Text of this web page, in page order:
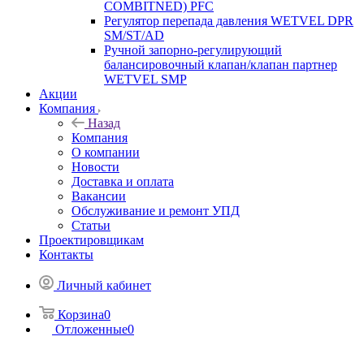
COMBIТNED) PFC
Регулятор перепада давления WETVEL DPR
SM/ST/AD
Ручной запорно-регулирующий
балансировочный клапан/клапан партнер
WETVEL SMP
Акции
Компания
Назад
Компания
О компании
Новости
Доставка и оплата
Вакансии
Обслуживание и ремонт УПД
Статьи
Проектировщикам
Контакты
Личный кабинет
Корзина0
Отложенные0